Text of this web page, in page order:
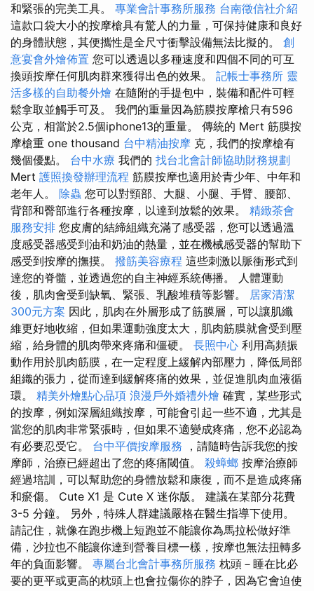
和緊張的完美工具。 專業會計事務所服務 台南徵信社介紹
這款口袋大小的按摩槍具有驚人的力量，可保持健康和良好
的身體狀態，其便攜性是全尺寸衝擊設備無法比擬的。 創
意宴會外燴佈置 您可以透過以多種速度和四個不同的可互
換頭按摩任何肌肉群來獲得出色的效果。 記帳士事務所 靈
活多樣的自助餐外燴 在隨附的手提包中，裝備和配件可輕
鬆拿取並觸手可及。 我們的重量因為筋膜按摩槍只有596
公克，相當於2.5個iphone13的重量。 傳統的 Mert 筋膜按
摩槍重 one thousand 台中精油按摩 克，我們的按摩槍有
幾個優點。 台中水療 我們的 找台北會計師協助財務規劃
Mert 護照換發辦理流程 筋膜按摩也適用於青少年、中年和
老年人。 除蟲 您可以對頸部、大腿、小腿、手臂、腰部、
背部和臀部進行各種按摩，以達到放鬆的效果。 精緻茶會
服務安排 您皮膚的結締組織充滿了感受器，您可以透過溫
度感受器感受到油和奶油的熱量，並在機械感受器的幫助下
感受到按摩的撫摸。 撥筋美容療程 這些刺激以脈衝形式到
達您的脊髓，並透過您的自主神經系統傳播。 人體運動
後，肌肉會受到缺氧、緊張、乳酸堆積等影響。 居家清潔
300元方案 因此，肌肉在外層形成了筋膜層，可以讓肌纖
維更好地收縮，但如果運動強度太大，肌肉筋膜就會受到壓
縮，給身體的肌肉帶來疼痛和僵硬。 長照中心 利用高頻振
動作用於肌肉筋膜，在一定程度上緩解內部壓力，降低局部
組織的張力，從而達到緩解疼痛的效果，並促進肌肉血液循
環。 精美外燴點心品項 浪漫戶外婚禮外燴 確實，某些形式
的按摩，例如深層組織按摩，可能會引起一些不適，尤其是
當您的肌肉非常緊張時，但如果不適變成疼痛，您不必認為
有必要忍受它。 台中平價按摩服務
，請隨時告訴我您的按
摩師，治療已經超出了您的疼痛閾值。 殺蟑螂 按摩治療師
經過培訓，可以幫助您的身體放鬆和康復，而不是造成疼痛
和瘀傷。 Cute X1 是 Cute X 迷你版。 建議在某部分花費
3-5 分鐘。 另外，特殊人群建議嚴格在醫生指導下使用。
請記住，就像在跑步機上短跑並不能讓你為馬拉松做好準
備，沙拉也不能讓你達到營養目標一樣，按摩也無法扭轉多
年的負面影響。 專屬台北會計事務所服務 枕頭－睡在比必
要的更平或更高的枕頭上也會拉傷你的脖子，因為它會迫使